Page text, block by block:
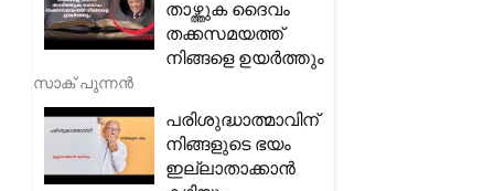
താഴ്ത്തുക ദൈവം
തക്കസമയത്ത്
നിങ്ങളെ ഉയർത്തും
സാക് പുന്നൻ
പരിശുദ്ധാത്മാവിന്
നിങ്ങളുടെ ഭയം
ഇല്ലാതാക്കാൻ